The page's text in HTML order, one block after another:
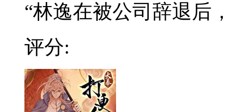
“林逸在被公司辞退后
评分: